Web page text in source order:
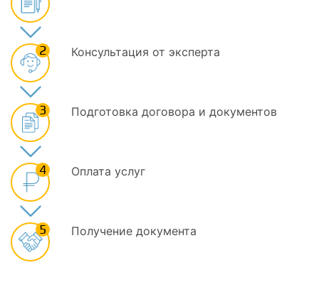
2 Консультация от эксперта
3 Подготовка договора и документов
4 Оплата услуг
5 Получение документа